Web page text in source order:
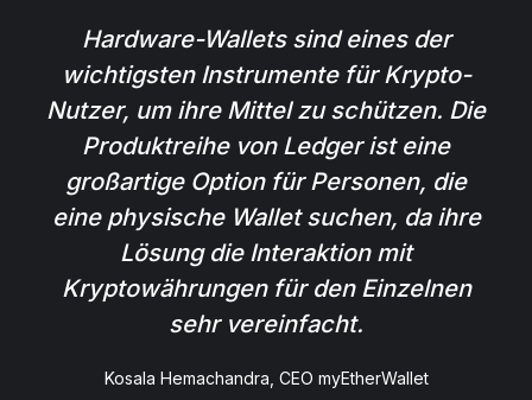
Hardware-Wallets sind eines der
wichtigsten Instrumente für Krypto-
Nutzer, um ihre Mittel zu schützen. Die
Produktreihe von Ledger ist eine
großartige Option für Personen, die
eine physische Wallet suchen, da ihre
Lösung die Interaktion mit
Kryptowährungen für den Einzelnen
sehr vereinfacht.
Kosala Hemachandra, CEO myEtherWallet